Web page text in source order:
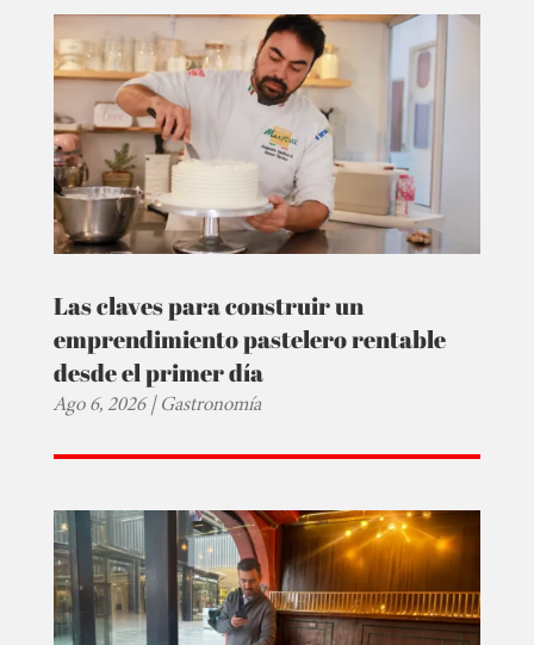
Las claves para construir un
emprendimiento pastelero rentable
desde el primer día
Ago 6, 2026|Gastronomía